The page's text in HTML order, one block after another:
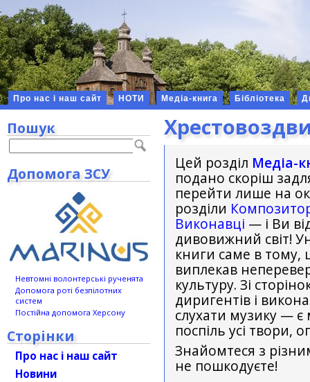
Про нас і наш сайт НОТИ Медіа-книга Бібліотека
Цей розділ Медіа-
подано скоріш
перейти лише на
розділи
Виконавці — і Ви
дивовижний світ!
книги саме в тому,
виплекав
культуру. Зі
диригентів і
слухати музику — є
поспіль усі твори,
Знайомтеся з
не пошкодуєте!
Пошук
Допомога ЗСУ
Невтомні волонтерські рученята
Допомога роті безпілотних
систем
Постійна допомога Херсону
Сторінки
Про нас і наш сайт
Новини